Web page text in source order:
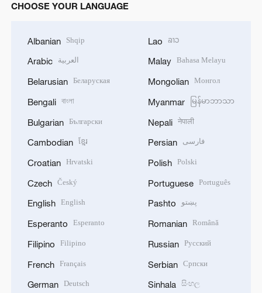
CHOOSE YOUR LANGUAGE
Albanian Shqip
Arabic العربية
Belarusian Беларуская
Bengali বাংলা
Bulgarian Български
Cambodian ខ្មែរ
Croatian Hrvatski
Czech Český
English English
Esperanto Esperanto
Filipino Filipino
French Français
German Deutsch
Lao ລາວ
Malay Bahasa Melayu
Mongolian Монгол
Myanmar မြန်မာဘာသာ
Nepali नेपाली
Persian فارسی
Polish Polski
Portuguese Português
Pashto پښتو
Romanian Română
Russian Русский
Serbian Српски
Sinhala සිංහල